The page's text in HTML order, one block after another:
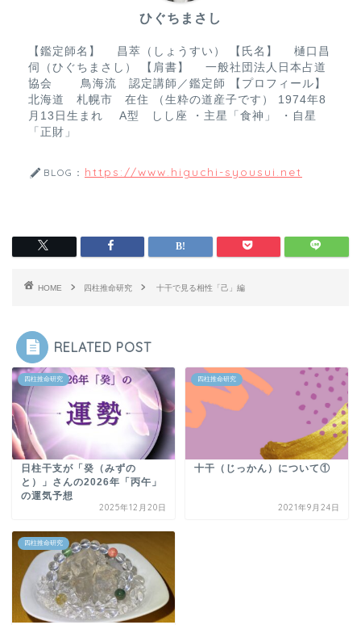
ひぐちまさし
【鑑定師名】 昌萃（しょうすい） 【氏名】 樋口昌
伺（ひぐちまさし） 【肩書】 一般社団法人日本占道
協会 鳥海流 認定講師／鑑定師 【プロフィール】
北海道 札幌市 在住 （生粋の道産子です） 1974年8
月13日生まれ A型 しし座 ・主星「食神」 ・自星
「正財」
BLOG： https://www.higuchi-syousui.net
HOME 四柱推命研究 十干で見る相性「己」編
RELATED POST
四柱推命研究
日柱干支が「癸（みずの
と）」さんの2026年「丙午」
の運気予想
2025年12月20日
四柱推命研究
十干（じっかん）について①
2021年9月24日
四柱推命研究